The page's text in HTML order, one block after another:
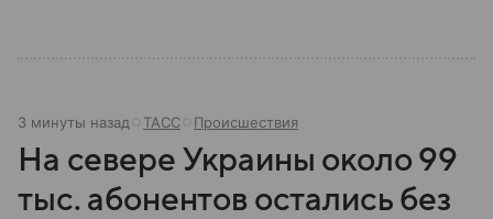
3 минуты назад ТАСС Происшествия
На севере Украины около 99
тыс. абонентов остались без